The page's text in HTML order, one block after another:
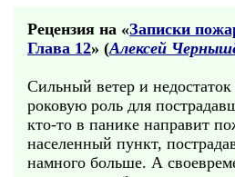
Рецензия на «Записки
Глава 12» (Алексей
Сильный ветер и
роковую роль для
кто-то в панике направит
населенный пункт,
намного больше. А